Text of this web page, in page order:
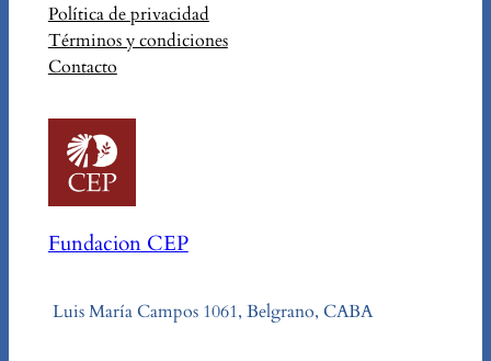
Política de privacidad
Términos y condiciones
Contacto
Fundacion CEP
Luis María Campos 1061, Belgrano, CABA